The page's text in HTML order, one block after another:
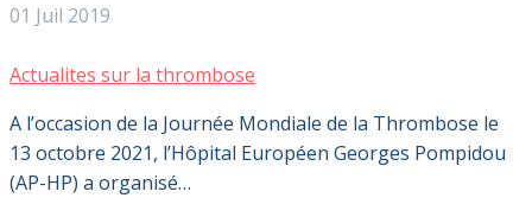
01 Juil 2019
Actualites sur la thrombose
A l’occasion de la Journée Mondiale de la Thrombose le
13 octobre 2021, l’Hôpital Européen Georges Pompidou
(AP-HP) a organisé…